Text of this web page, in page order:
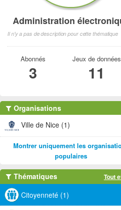
Administration
Il n'y a pas de description pour cette thématique
Abonnés
3
Jeux de données
11
Organisations
Ville de Nice (1)
Montrer uniquement les
populaires
Thématiques Tout
Citoyenneté (1)